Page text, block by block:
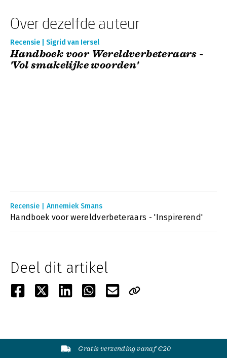
Over dezelfde auteur
Recensie | Sigrid van Iersel
Handboek voor Wereldverbeteraars -
'Vol smakelijke woorden'
Recensie | Annemiek Smans
Handboek voor wereldverbeteraars - 'Inspirerend'
Deel dit artikel
Gratis verzending vanaf €20